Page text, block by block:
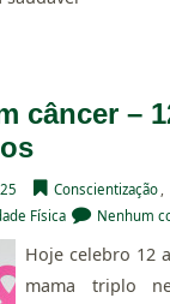
câncer –
Conscientização ,
Física
Nenhum
Hoje celebro 12
mama triplo